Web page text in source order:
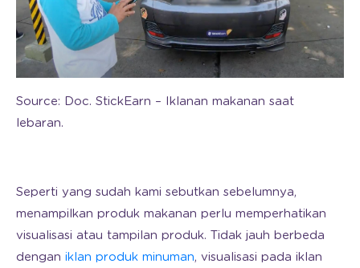
Source: Doc. StickEarn – Iklanan makanan saat
lebaran.
Seperti yang sudah kami sebutkan sebelumnya,
menampilkan produk makanan perlu memperhatikan
visualisasi atau tampilan produk. Tidak jauh berbeda
dengan iklan produk minuman, visualisasi pada iklan